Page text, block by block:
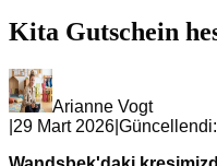
Kita Gutschein
Arianne Vogt
29 Mart 2026 Güncellendi: